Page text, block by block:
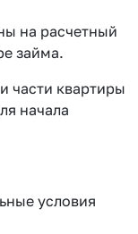
на расчетный
займа.
части квартиры
начала
условия